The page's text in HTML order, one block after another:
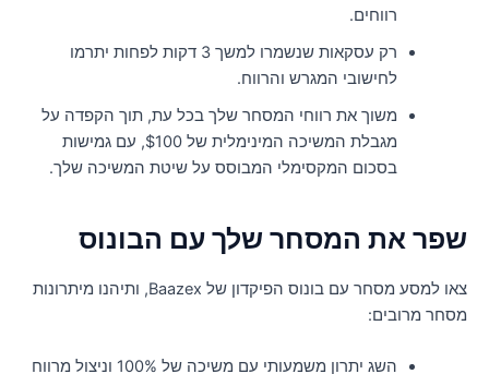
רווחים.
רק עסקאות שנשמרו למשך 3 דקות לפחות יתרמו
לחישובי המגרש והרווח.
משוך את רווחי המסחר שלך בכל עת, תוך הקפדה על
מגבלת המשיכה המינימלית של $100, עם גמישות
בסכום המקסימלי המבוסס על שיטת המשיכה שלך.
את המסחר שלך עם הבונוס
צאו למסע מסחר עם בונוס הפיקדון של Baazex, ותיהנו מיתרונות
מרובים:
השג יתרון משמעותי עם משיכה של 100% וניצול מרווח